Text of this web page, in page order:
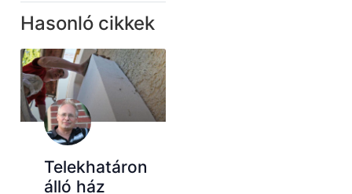
Hasonló cikkek
Telekhatáron
álló ház